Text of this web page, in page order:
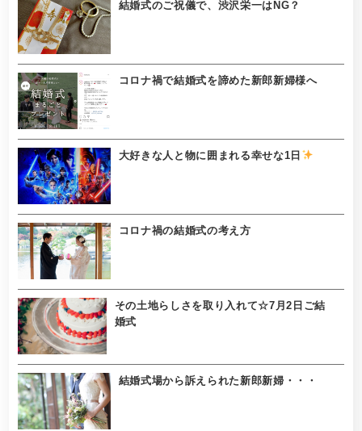
結婚式のご祝儀で、渋沢栄一はNG？
コロナ禍で結婚式を諦めた新郎新婦様へ
大好きな人と物に囲まれる幸せな1日
コロナ禍の結婚式の考え方
その土地らしさを取り入れて☆7月2日ご結
婚式
結婚式場から訴えられた新郎新婦・・・